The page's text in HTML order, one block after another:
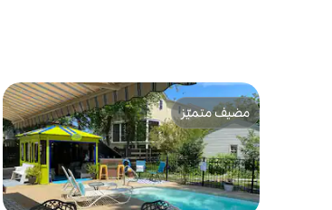
مضيف متميّز
مضيف متميّز